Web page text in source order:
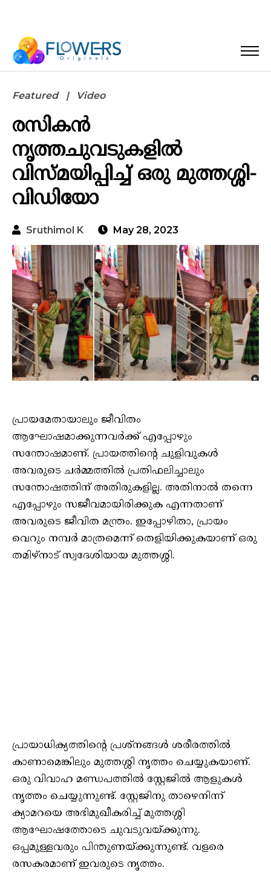
Featured Video
രസികൻ
നൃത്തചുവടുകളിൽ
വിസ്മയിപ്പിച്ച് ഒരു മുത്തശ്ശി-
വിഡിയോ
Sruthimol K May 28, 2023
പ്രായമേതായാലും ജീവിതം
ആഘോഷമാക്കുന്നവർക്ക് എപ്പോഴും
സന്തോഷമാണ്. പ്രായത്തിന്റെ ചുളിവുകൾ
അവരുടെ ചർമ്മത്തിൽ പ്രതിഫലിച്ചാലും
സന്തോഷത്തിന് അതിരുകളില്ല. അതിനാൽ തന്നെ
എപ്പോഴും സജീവമായിരിക്കുക എന്നതാണ്
അവരുടെ ജീവിത മന്ത്രം. ഇപ്പോഴിതാ, പ്രായം
വെറും നമ്പർ മാത്രമെന്ന് തെളിയിക്കുകയാണ് ഒരു
തമിഴ്നാട് സ്വദേശിയായ മുത്തശ്ശി.
പ്രായാധിക്യത്തിന്റെ പ്രശ്നങ്ങൾ ശരീരത്തിൽ
കാണാമെങ്കിലും മുത്തശ്ശി നൃത്തം ചെയ്യുകയാണ്.
ഒരു വിവാഹ മണ്ഡപത്തിൽ സ്റ്റേജിൽ ആളുകൾ
നൃത്തം ചെയ്യുന്നുണ്ട്. സ്റ്റേജിനു താഴെനിന്ന്
ക്യാമറയെ അഭിമുഖീകരിച്ച് മുത്തശ്ശി
ആഘോഷത്തോടെ ചുവടുവയ്ക്കുന്നു.
ഒപ്പമുള്ളവരും പിന്തുണയ്‌ക്കുന്നുണ്ട്‌. വളരെ
രസകരമാണ് ഇവരുടെ നൃത്തം.